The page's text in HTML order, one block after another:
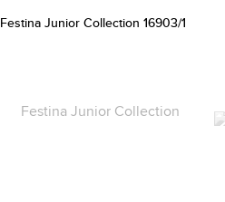
Festina Junior Collection 16903/1